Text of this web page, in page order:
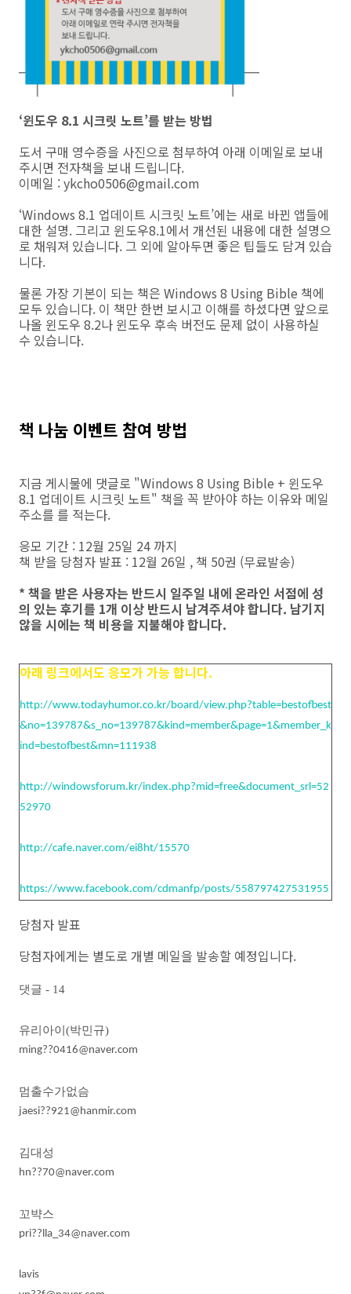
‘윈도우 8.1 시크릿 노트’를 받는 방법
도서 구매 영수증을 사진으로 첨부하여 아래 이메일로 보내
주시면 전자책을 보내 드립니다.
이메일 : ykcho0506@gmail.com
‘Windows 8.1 업데이트 시크릿 노트’에는 새로 바뀐 앱들에
대한 설명. 그리고 윈도우8.1에서 개선된 내용에 대한 설명으
로 채워져 있습니다. 그 외에 알아두면 좋은 팁들도 담겨 있습
니다.
물론 가장 기본이 되는 책은 Windows 8 Using Bible 책에
모두 있습니다. 이 책만 한번 보시고 이해를 하셨다면 앞으로
나올 윈도우 8.2나 윈도우 후속 버전도 문제 없이 사용하실
수 있습니다.
책 나눔 이벤트 참여 방법
지금 게시물에 댓글로 "Windows 8 Using Bible + 윈도우
8.1 업데이트 시크릿 노트" 책을 꼭 받아야 하는 이유와 메일
주소를 를 적는다.
응모 기간 : 12월 25일 24 까지
책 받을 당첨자 발표 : 12월 26일 , 책 50권 (무료발송)
* 책을 받은 사용자는 반드시 일주일 내에 온라인 서점에 성
의 있는 후기를 1개 이상 반드시 남겨주셔야 합니다. 남기지
않을 시에는 책 비용을 지불해야 합니다.
아래 링크에서도 응모가 가능 합니다.
http://www.todayhumor.co.kr/board/view.php?table=bestofbest
&no=139787&s_no=139787&kind=member&page=1&member_k
ind=bestofbest&mn=111938
http://windowsforum.kr/index.php?mid=free&document_srl=52
52970
http://cafe.naver.com/ei8ht/15570
https://www.facebook.com/cdmanfp/posts/558797427531955
당첨자 발표
당첨자에게는 별도로 개별 메일을 발송할 예정입니다.
댓글 - 14
유리아이(박민규)
ming??0416@naver.com
멈출수가없슴
jaesi??921@hanmir.com
김대성
hn??70@naver.com
꼬뱍스
pri??lla_34@naver.com
lavis